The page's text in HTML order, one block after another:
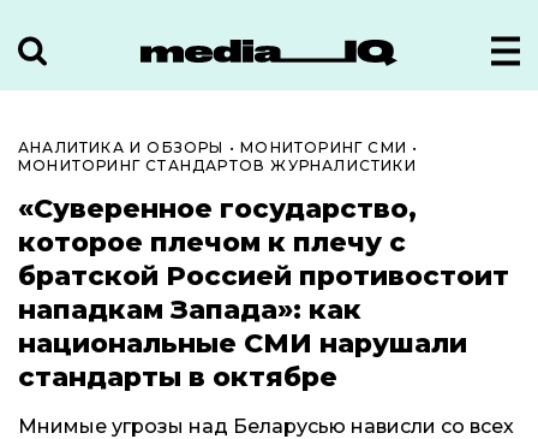
АНАЛИТИКА И ОБЗОРЫ •МОНИТОРИНГ СМИ •
МОНИТОРИНГ СТАНДАРТОВ ЖУРНАЛИСТИКИ
«Суверенное государство,
которое плечом к плечу с
братской Россией противостоит
нападкам Запада»: как
национальные СМИ нарушали
стандарты в октябре
Мнимые угрозы над Беларусью нависли со всех